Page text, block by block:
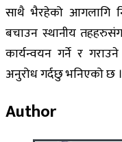
साथै भैरहेको आगलागि
बचाउन स्थानीय
कार्यन्वयन गर्ने र
अनुरोध गर्दछु भनिएको छ ।
Author